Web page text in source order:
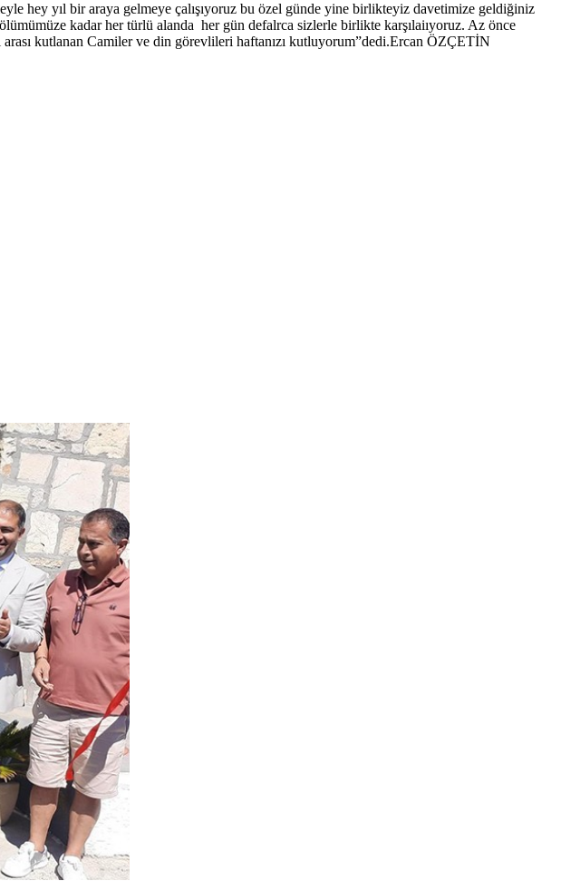
hey yıl bir araya gelmeye çalışıyoruz bu özel günde yine birlikteyiz davetimize geldiğiniz
kadar her türlü alanda her gün defalrca sizlerle birlikte karşılaiıyoruz. Az önce
kutlanan Camiler ve din görevlileri haftanızı kutluyorum”dedi.Ercan ÖZÇETİN